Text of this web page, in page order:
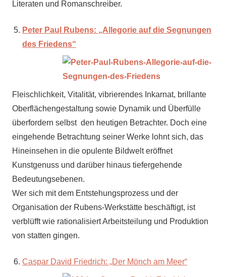
Literaten und Romanschreiber.
Peter Paul Rubens: „Allegorie auf die Segnungen
des Friedens“
Fleischlichkeit, Vitalität, vibrierendes Inkarnat, brillante
Oberflächengestaltung sowie Dynamik und Überfülle
überfordern selbst den heutigen Betrachter. Doch eine
eingehende Betrachtung seiner Werke lohnt sich, das
Hineinsehen in die opulente Bildwelt eröffnet
Kunstgenuss und darüber hinaus tiefergehende
Bedeutungsebenen.
Wer sich mit dem Entstehungsprozess und der
Organisation der Rubens-Werkstätte beschäftigt, ist
verblüfft wie rationalisiert Arbeitsteilung und Produktion
von statten gingen.
Caspar David Friedrich: „Der Mönch am Meer“